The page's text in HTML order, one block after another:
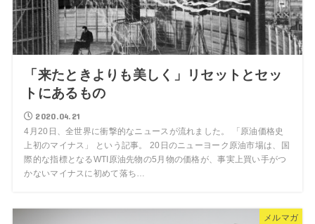
「来たときよりも美しく」リセットとセッ
トにあるもの
2020.04.21
4月20日、全世界に衝撃的なニュースが流れました。 「原油価格史
上初のマイナス」 という記事。 20日のニューヨーク原油市場は、国
際的な指標となるWTI原油先物の5月物の価格が、事実上買い手がつ
かないマイナスに初めて落ち…
メルマガ